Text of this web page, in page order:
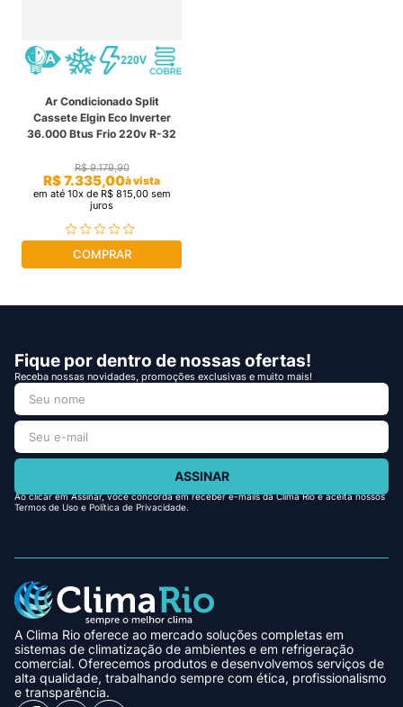
Ar Condicionado Split
Cassete Elgin Eco Inverter
36.000 Btus Frio 220v R-32
R$ 9.179,90
R$7.335,00à vista
em até 10x de R$ 815,00sem
juros
COMPRAR
Fique por dentro de nossas ofertas!
Receba nossas novidades, promoções exclusivas e muito mais!
ASSINAR
Ao clicar em Assinar, você concorda em receber e-mails da Clima Rio e aceita nossos
Termos de Uso e Política de Privacidade.
A Clima Rio oferece ao mercado soluções completas em
sistemas de climatização de ambientes e em refrigeração
comercial. Oferecemos produtos e desenvolvemos serviços de
alta qualidade, trabalhando sempre com ética, profissionalismo
e transparência.